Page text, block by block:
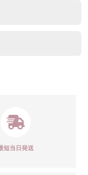
短当日発送